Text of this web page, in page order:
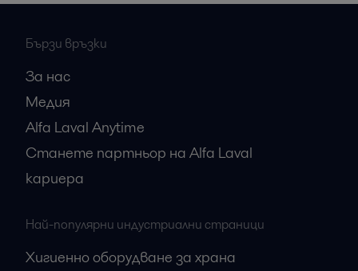
Бързи връзки
За нас
Медия
Alfa Laval Anytime
Станете партньор на Alfa Laval
кариера
Най-популярни индустриални страници
Хигиенно оборудване за храна